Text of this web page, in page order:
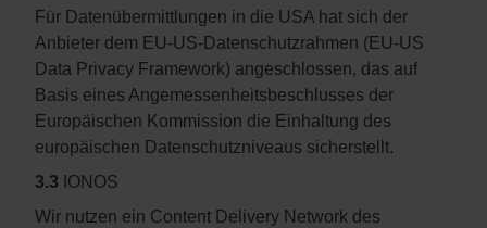
Für Datenübermittlungen in die USA hat sich der
Anbieter dem EU-US-Datenschutzrahmen (EU-US
Data Privacy Framework) angeschlossen, das auf
Basis eines Angemessenheitsbeschlusses der
Europäischen Kommission die Einhaltung des
europäischen Datenschutzniveaus sicherstellt.
3.3 IONOS
Wir nutzen ein Content Delivery Network des